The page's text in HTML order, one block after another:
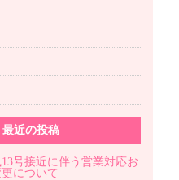
最近の投稿
13号接近に伴う営業対応お
について